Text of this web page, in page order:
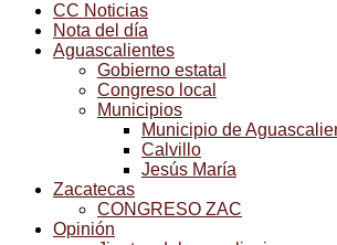
CC Noticias
Nota del día
Aguascalientes
Gobierno estatal
Congreso local
Municipios
Municipio de
Calvillo
Jesús María
Zacatecas
CONGRESO ZAC
Opinión